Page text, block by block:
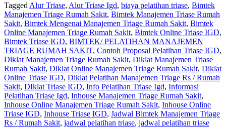
Tagged Alur Triase, Alur Triase Igd, biaya pelatihan triase, Bimtek
Manajemen Triage Rumah Sakit, Bimtek Manajemen Triase Rumah
Sakit, Bimtek Mengenai Manajemen Triage Rumah Sakit, Bimtek
Online Manajemen Triage Rumah Sakit, Bimtek Online Triase IGD,
Bimtek Triase IGD, BIMTEK/ PELATIHAN MANAJEMEN
TRIAGE RUMAH SAKIT, Contoh Proposal Pelatihan Triase IGD,
Diklat Manajemen Triage Rumah Sakit, Diklat Manajemen Triase
Rumah Sakit, Diklat Online Manajemen Triage Rumah Sakit, Diklat
Online Triase IGD, Diklat Pelatihan Manajemen Triage Rs / Rumah
Sakit, DIklat Triase IGD, Info Pelatihan Triase Igd, Informasi
Pelatihan Triase Igd, Inhouse Manajemen Triage Rumah Sakit,
Inhouse Online Manajemen Triage Rumah Sakit, Inhouse Online
Triase IGD, Inhouse Triase IGD, Jadwal Bimtek Manajemen Triage
Rs / Rumah Sakit, jadwal pelatihan triase, jadwal pelatihan triase